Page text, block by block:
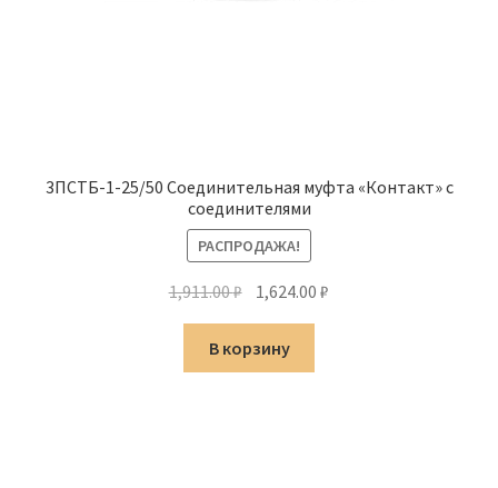
3ПСТБ-1-25/50 Соединительная муфта «Контакт» с
соединителями
РАСПРОДАЖА!
1,911.00₽ Первоначальная
составляла
1,911.00 ₽.
1,624.00₽
В корзину